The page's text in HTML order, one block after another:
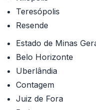
Teresópolis
Resende
Estado de Minas
Belo Horizonte
Uberlândia
Contagem
Juiz de Fora